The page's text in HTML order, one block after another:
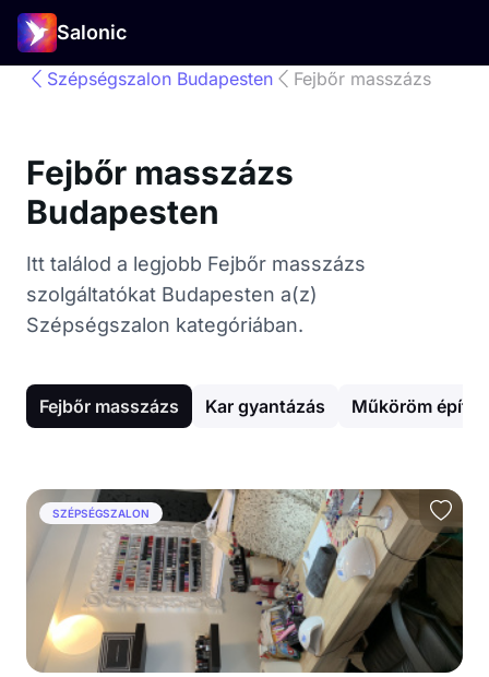
Salonic
Szépségszalon Budapesten Fejbőr masszázs
Fejbőr masszázs
Budapesten
Itt találod a legjobb Fejbőr masszázs
szolgáltatókat Budapesten a(z)
Szépségszalon kategóriában.
Fejbőr masszázs Kar gyantázás Műköröm építés
SZÉPSÉGSZALON